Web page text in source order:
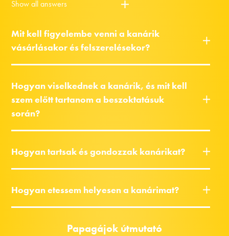
Show all answers
Mit kell figyelembe venni a kanárik
vásárlásakor és felszerelésekor?
Hogyan viselkednek a kanárik, és mit kell
szem előtt tartanom a beszoktatásuk
során?
Hogyan tartsak és gondozzak kanárikat?
Hogyan etessem helyesen a kanárimat?
Papagájok útmutató